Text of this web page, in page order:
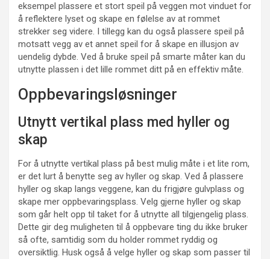
eksempel plassere et stort speil på veggen mot vinduet for
å reflektere lyset og skape en følelse av at rommet
strekker seg videre. I tillegg kan du også plassere speil på
motsatt vegg av et annet speil for å skape en illusjon av
uendelig dybde. Ved å bruke speil på smarte måter kan du
utnytte plassen i det lille rommet ditt på en effektiv måte.
Oppbevaringsløsninger
Utnytt vertikal plass med hyller og
skap
For å utnytte vertikal plass på best mulig måte i et lite rom,
er det lurt å benytte seg av hyller og skap. Ved å plassere
hyller og skap langs veggene, kan du frigjøre gulvplass og
skape mer oppbevaringsplass. Velg gjerne hyller og skap
som går helt opp til taket for å utnytte all tilgjengelig plass.
Dette gir deg muligheten til å oppbevare ting du ikke bruker
så ofte, samtidig som du holder rommet ryddig og
oversiktlig. Husk også å velge hyller og skap som passer til